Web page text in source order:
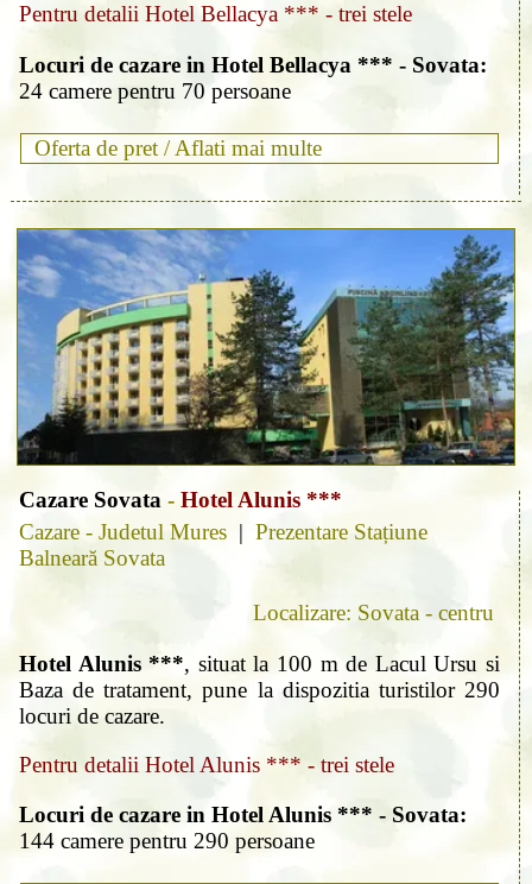
Pentru detalii Hotel Bellacya *** - trei stele
Locuri de cazare in Hotel Bellacya *** - Sovata:
24 camere pentru 70 persoane
Oferta de pret / Aflati mai multe
Cazare Sovata - Hotel Alunis ***
Cazare - Judetul Mures | Prezentare Stațiune
Balneară Sovata
Localizare: Sovata - centru
Hotel Alunis ***, situat la 100 m de Lacul Ursu si
Baza de tratament, pune la dispozitia turistilor 290
locuri de cazare.
Pentru detalii Hotel Alunis *** - trei stele
Locuri de cazare in Hotel Alunis *** - Sovata:
144 camere pentru 290 persoane